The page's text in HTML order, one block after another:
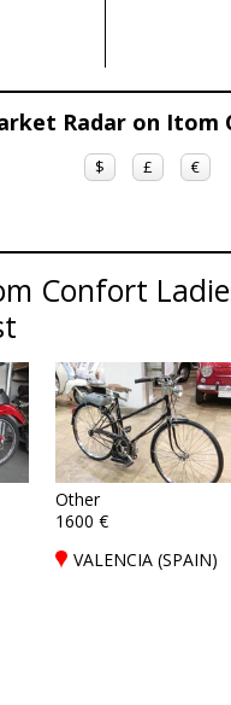
Radar on Itom
$ £ €
Confort
Other
1600 €
VALENCIA (SPAIN)